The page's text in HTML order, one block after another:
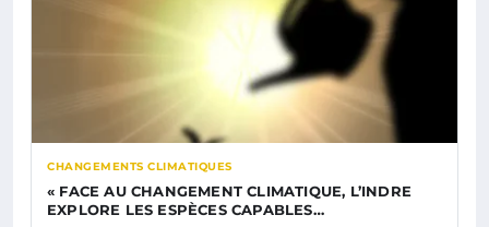
CHANGEMENTS CLIMATIQUES
« FACE AU CHANGEMENT CLIMATIQUE, L’INDRE
EXPLORE LES ESPÈCES CAPABLES…